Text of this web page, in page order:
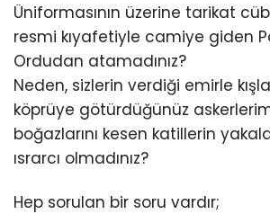
Üniformasının üzerine tarikat
resmi kıyafetiyle camiye giden
Ordudan atamadınız?
Neden, sizlerin verdiği emirle
köprüye götürdüğünüz
boğazlarını kesen katillerin
ısrarcı olmadınız?
Hep sorulan bir soru vardır;